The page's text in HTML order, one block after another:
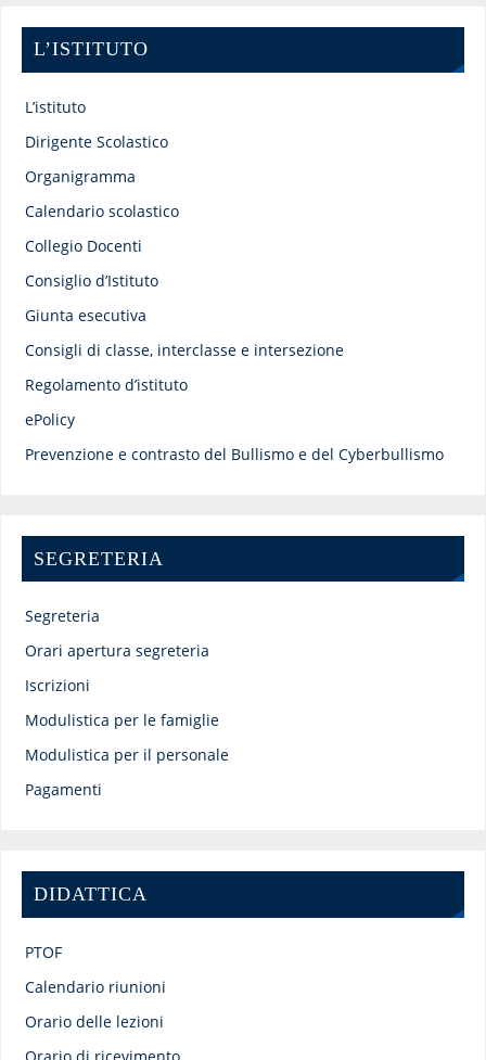
L’ISTITUTO
L’istituto
Dirigente Scolastico
Organigramma
Calendario scolastico
Collegio Docenti
Consiglio d’Istituto
Giunta esecutiva
Consigli di classe, interclasse e intersezione
Regolamento d’istituto
ePolicy
Prevenzione e contrasto del Bullismo e del Cyberbullismo
SEGRETERIA
Segreteria
Orari apertura segreteria
Iscrizioni
Modulistica per le famiglie
Modulistica per il personale
Pagamenti
DIDATTICA
PTOF
Calendario riunioni
Orario delle lezioni